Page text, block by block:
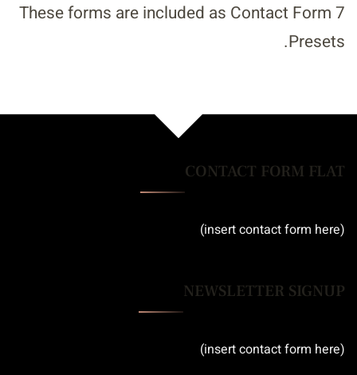
These forms are included as Contact Form 7
Presets.
CONTACT FORM FLAT
(insert contact form here)
NEWSLETTER SIGNUP
(insert contact form here)